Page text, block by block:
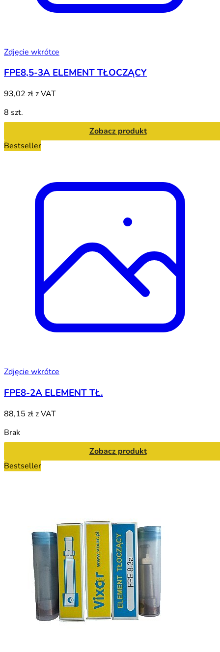
Zdjęcie wkrótce
FPE8,5-3A ELEMENT TŁOCZĄCY
93,02 złz VAT
8 szt.
Zobacz produkt
Bestseller
Zdjęcie wkrótce
FPE8-2A ELEMENT TŁ.
88,15 złz VAT
Brak
Zobacz produkt
Bestseller